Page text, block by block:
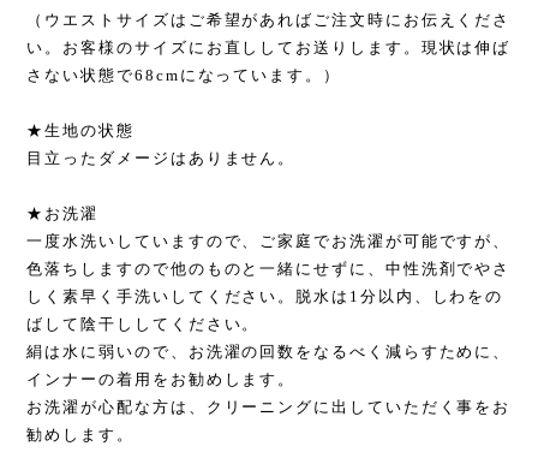
（ウエストサイズはご希望があればご注文時にお伝えくださ
い。お客様のサイズにお直ししてお送りします。現状は伸ば
さない状態で68cmになっています。）
★生地の状態
目立ったダメージはありません。
★お洗濯
一度水洗いしていますので、ご家庭でお洗濯が可能ですが、
色落ちしますので他のものと一緒にせずに、中性洗剤でやさ
しく素早く手洗いしてください。脱水は1分以内、しわをの
ばして陰干ししてください。
絹は水に弱いので、お洗濯の回数をなるべく減らすために、
インナーの着用をお勧めします。
お洗濯が心配な方は、クリーニングに出していただく事をお
勧めします。